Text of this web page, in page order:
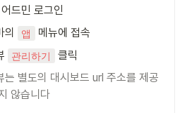
드민 로그인
앱
메뉴에 접속
관리하기 클릭
는 별도의 대시보드 url 주소를 제공
않습니다